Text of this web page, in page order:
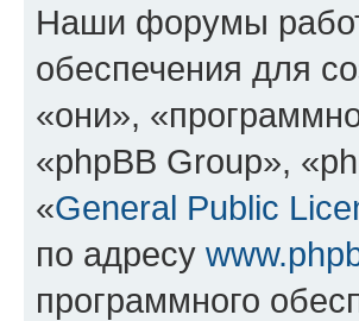
Наши форумы
обеспечения для
«они»,
«phpBB Group»,
«General Public
по адресу
программного